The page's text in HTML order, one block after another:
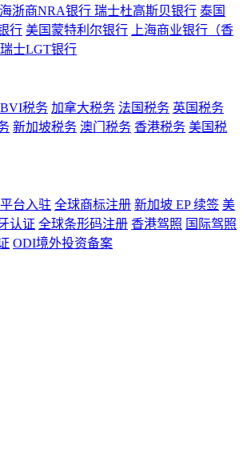
海浙商NRA银行 瑞士杜高斯贝银行 泰国
行 美国蒙特利尔银行
上海商业银行（香
瑞士LGT银行
BVI税务 加拿大税务 法国税务 英国税务
新加坡税务 澳门税务 香港税务 美国税
平台入驻 全球商标注册 新加坡 EP 续签 美
认证 全球条形码注册 香港驾照 国际驾照
ODI境外投资备案